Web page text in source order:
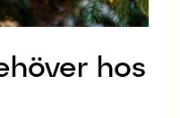
hos